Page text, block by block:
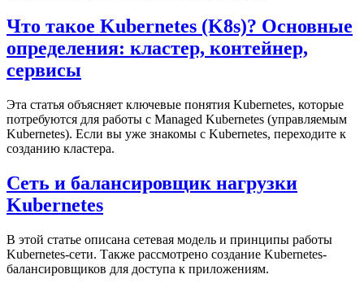
Что такое Kubernetes (K8s)? Основные
определения: кластер, контейнер,
сервисы
Эта статья объясняет ключевые понятия Kubernetes, которые
потребуются для работы с Managed Kubernetes (управляемым
Kubernetes). Если вы уже знакомы с Kubernetes, переходите к
созданию кластера.
Сеть и балансировщик нагрузки
Kubernetes
В этой статье описана сетевая модель и принципы работы
Kubernetes-сети. Также рассмотрено создание Kubernetes-
балансировщиков для доступа к приложениям.